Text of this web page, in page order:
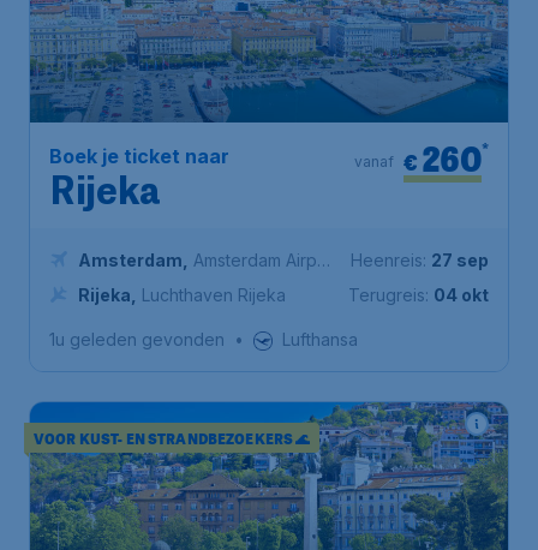
Boek je ticket naar
Rijeka
€ 260*
vanaf
Amsterdam
Amsterdam Airport
Schiphol
Rijeka Luchthaven Rijeka
Heenreis: 27 sep
Terugreis: 04 okt
1u geleden gevonden • Lufthansa
VOOR KUST- EN STRANDBEZOEKERS 🌊